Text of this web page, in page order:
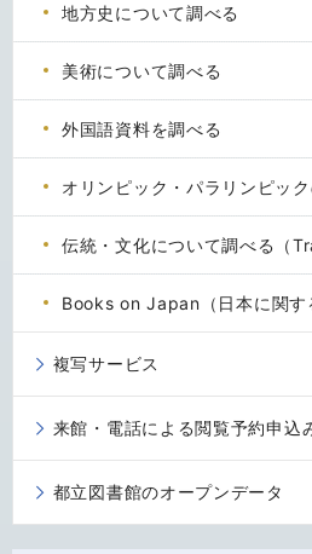
地方史について調べる
美術について調べる
外国語資料を調べる
オリンピック・パラリンピッ
伝統・文化について調べる（
Books on Japan（日本に関す
複写サービス
来館・電話による閲覧予約申込
都立図書館のオープンデータ